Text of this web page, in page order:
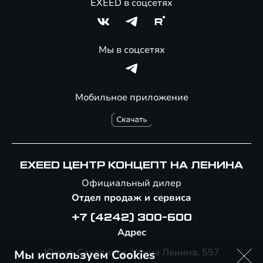
Мобильное приложение
EXEED в соцсетях
Мы в соцсетях
EXEED ЦЕНТР КОНЦЕПТ НА ЛЕНИНА
Официальный дилер
Отдел продаж и сервиса
+7 (4242) 300-600
Адрес
Южно-Сахалинск, Улица Ленина, 557
Мы используем Cookies